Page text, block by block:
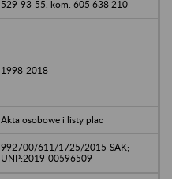
529-93-55, kom. 605 638 210
1998-2018
Akta osobowe i listy plac
992700/611/1725/2015-SAK;
UNP:2019-00596509